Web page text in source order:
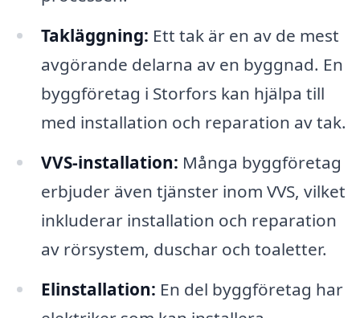
Takläggning: Ett tak är en av de mest
avgörande delarna av en byggnad. En
byggföretag i Storfors kan hjälpa till
med installation och reparation av tak.
VVS-installation: Många byggföretag
erbjuder även tjänster inom VVS, vilket
inkluderar installation och reparation
av rörsystem, duschar och toaletter.
Elinstallation: En del byggföretag har